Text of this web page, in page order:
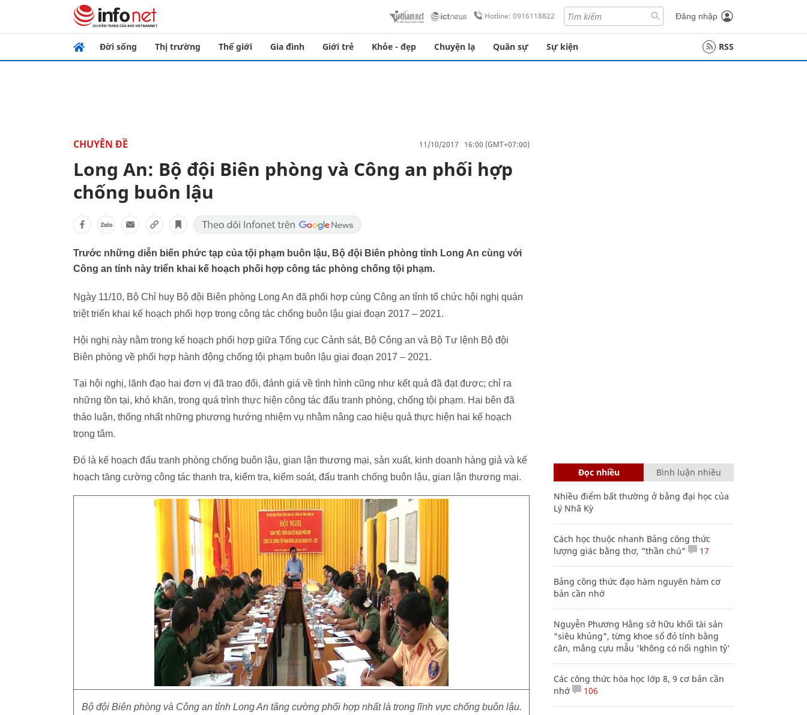
Hotline: 0916118822 Đăng nhập
Đời sống Thị trường Thế giới Gia đình Giới trẻ Khỏe - đẹp Chuyện lạ Quân sự Sự kiện RSS
CHUYÊN ĐỀ 11/10/2017 16:00 (GMT+07:00)
Long An: Bộ đội Biên phòng và Công an phối hợp
chống buôn lậu
Trước những diễn biến phức tạp của tội phạm buôn lậu, Bộ đội Biên phòng tỉnh Long An cùng với
Công an tỉnh này triển khai kế hoạch phối hợp công tác phòng chống tội phạm.
Ngày 11/10, Bộ Chỉ huy Bộ đội Biên phòng Long An đã phối hợp cùng Công an tỉnh tổ chức hội nghị quán
triệt triển khai kế hoạch phối hợp trong công tác chống buôn lậu giai đoạn 2017 – 2021.
Hội nghị này nằm trong kế hoạch phối hợp giữa Tổng cục Cảnh sát, Bộ Công an và Bộ Tư lệnh Bộ đội
Biên phòng về phối hợp hành động chống tội phạm buôn lậu giai đoạn 2017 – 2021.
Tại hội nghị, lãnh đạo hai đơn vị đã trao đổi, đánh giá về tình hình cũng như kết quả đã đạt được; chỉ ra
những tồn tại, khó khăn, trong quá trình thực hiện công tác đấu tranh phòng, chống tội phạm. Hai bên đã
thảo luận, thống nhất những phương hướng nhiệm vụ nhằm nâng cao hiệu quả thực hiện hai kế hoạch
trọng tâm.
Đó là kế hoạch đấu tranh phòng chống buôn lậu, gian lận thương mại, sản xuất, kinh doanh hàng giả và kế
hoạch tăng cường công tác thanh tra, kiểm tra, kiểm soát, đấu tranh chống buôn lậu, gian lận thương mại.
Bộ đội Biên phòng và Công an tỉnh Long An tăng cường phối hợp nhất là trong lĩnh vực chống buôn lậu.
Đọc nhiều Bình luận nhiều
Nhiều điểm bất thường ở bằng đại học của
Lý Nhã Kỳ
Cách học thuộc nhanh Bảng công thức
lượng giác bằng thơ, "thần chú"
17
Bảng công thức đạo hàm nguyên hàm cơ
bản cần nhớ
Nguyễn Phương Hằng sở hữu khối tài sản
"siêu khủng", từng khoe sổ đỏ tính bằng
cân, mắng cựu mẫu 'không có nổi nghìn tỷ'
Các công thức hóa học lớp 8, 9 cơ bản cần
nhớ
106